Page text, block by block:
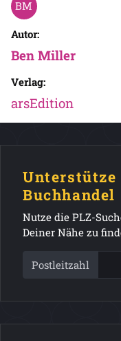
Autor:
Ben Miller
Verlag:
arsEdition
Unterstütze
Buchhandel
Nutze die PLZ-
Deiner Nähe zu
Postleitzahl